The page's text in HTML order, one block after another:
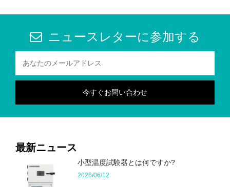
ニュースレターに参加する
最新ニュース
小型温度試験器とは何ですか?
2026/06/12